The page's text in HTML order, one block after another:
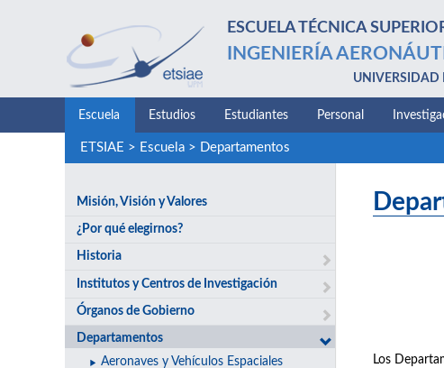
ESCUELA TÉCNICA
INGENIERÍA
UNIVERSIDAD
Escuela Estudios Estudiantes Personal
ETSIAE > Escuela> Departamentos
Misión, Visión y Valores
¿Por qué elegirnos?
Historia
Institutos y Centros de Investigación
Órganos de Gobierno
Departamentos
Aeronaves y Vehículos Espaciales
Los